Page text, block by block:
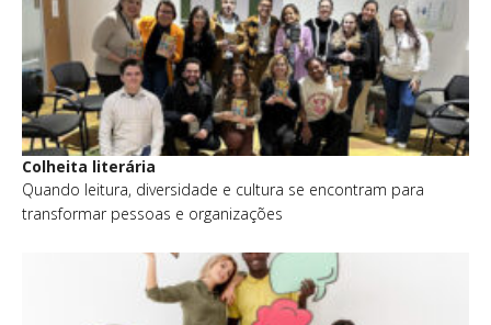
Colheita literária
Quando leitura, diversidade e cultura se encontram para
transformar pessoas e organizações